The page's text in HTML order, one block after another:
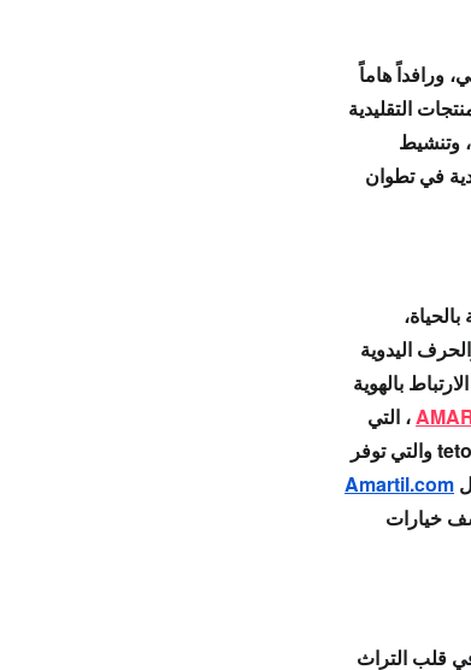
، ورافداً هاماً
التقليدية
وتنشيط
في تطوان
بالحياة،
الحرف اليدوية
بالهوية
، التي
Amartil.com
خيارات
قلب التراث